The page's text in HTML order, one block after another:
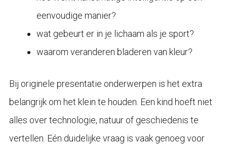
eenvoudige manier?
wat gebeurt er in je lichaam als je sport?
waarom veranderen bladeren van kleur?
Bij originele presentatie onderwerpen is het extra
belangrijk om het klein te houden. Een kind hoeft niet
alles over technologie, natuur of geschiedenis te
vertellen. Eén duidelijke vraag is vaak genoeg voor